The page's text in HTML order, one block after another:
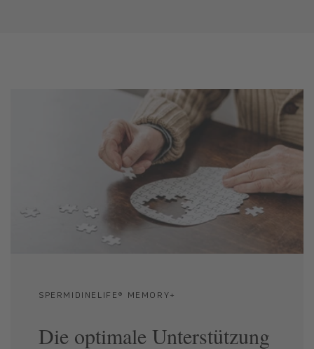
SPERMIDINELIFE® MEMORY+
Die optimale Unterstützung